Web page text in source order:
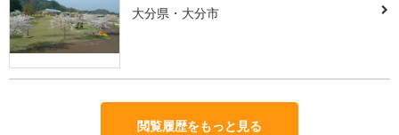
大分県・大分市
閲覧履歴をもっと見る